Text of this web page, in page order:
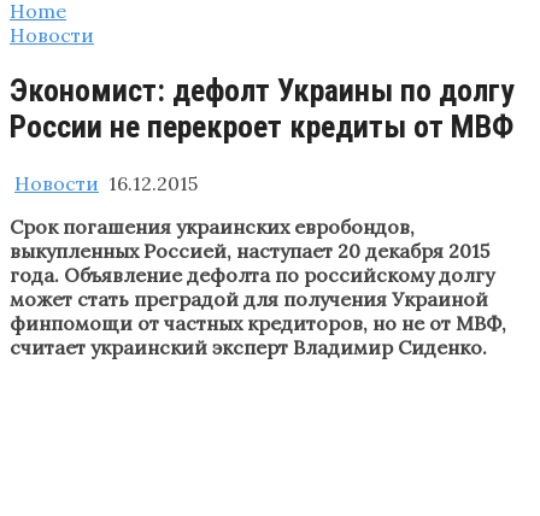
Home
Новости
Экономист: дефолт Украины по долгу
России не перекроет кредиты от МВФ
Новости 16.12.2015
Срок погашения украинских евробондов,
выкупленных Россией, наступает 20 декабря 2015
года. Объявление дефолта по российскому долгу
может стать преградой для получения Украиной
финпомощи от частных кредиторов, но не от МВФ,
считает украинский эксперт Владимир Сиденко.